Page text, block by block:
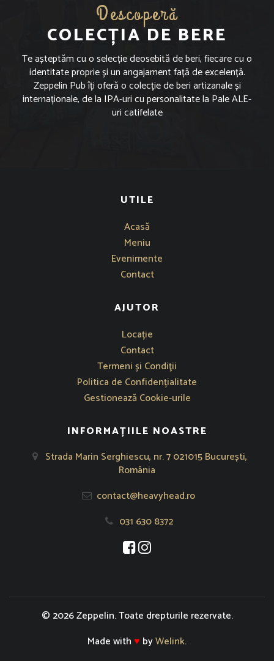
Descoperă
COLECȚIA DE BERE
Te așteptăm cu o selecție deosebită de beri, fiecare cu o
identitate proprie și un angajament față de excelență.
Zeppelin Pub îți oferă o colecție de beri artizanale și
internaționale, de la IPA-uri cu personalitate la Pale ALE-
uri catifelate
UTILE
Acasă
Meniu
Evenimente
Contact
AJUTOR
Se deschide într-o fereastră nouă
Locație
Contact
Termeni și Condiţii
Politica de Confidențialitate
Gestionează Cookie-urile
INFORMAȚIILE NOASTRE
Strada Marin Serghiescu, nr. 7 021015 București,
România
contact@heavyhead.ro
031 630 8372
Se deschide într-o fereastră nouă
Se deschide într-o fereastră
© 2026 Zeppelin. Toate drepturile rezervate.
Made with♥ byWelink.